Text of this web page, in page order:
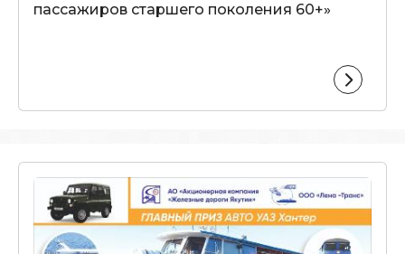
пассажиров старшего поколения 60+»